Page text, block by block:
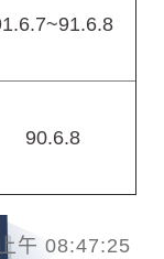
90.6.8
午 08:47:25